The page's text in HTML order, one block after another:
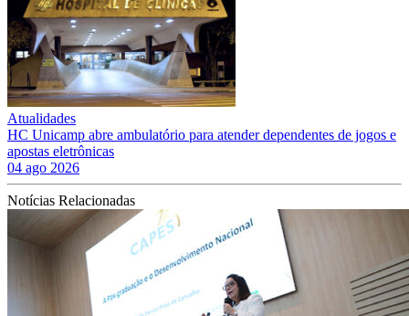
Atualidades
HC Unicamp abre ambulatório para atender dependentes de jogos e
apostas eletrônicas
04 ago 2026
Notícias Relacionadas